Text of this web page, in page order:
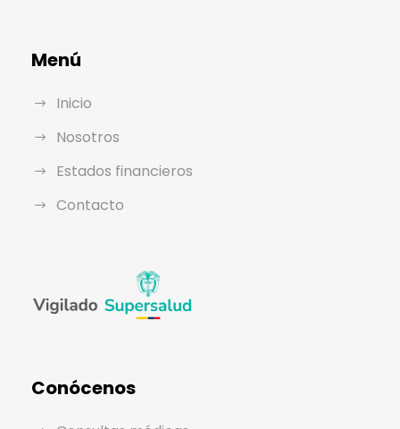
Menú
Inicio
Nosotros
Estados financieros
Contacto
Conócenos